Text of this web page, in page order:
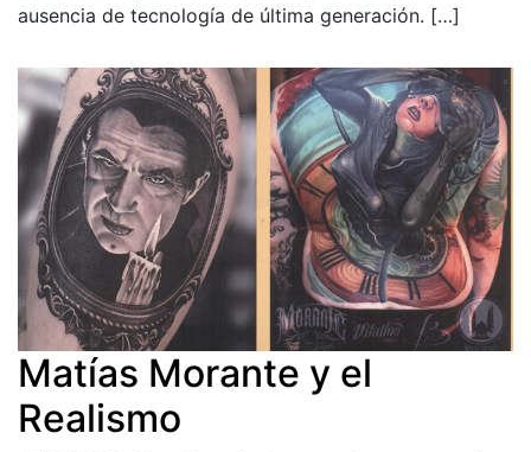
ausencia de tecnología de última generación. […]
Matías Morante y el
Realismo